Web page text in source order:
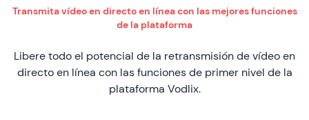
Transmita vídeo en directo en línea con las mejores funciones
de la plataforma
Libere todo el potencial de la retransmisión de vídeo en
directo en línea con las funciones de primer nivel de la
plataforma Vodlix.